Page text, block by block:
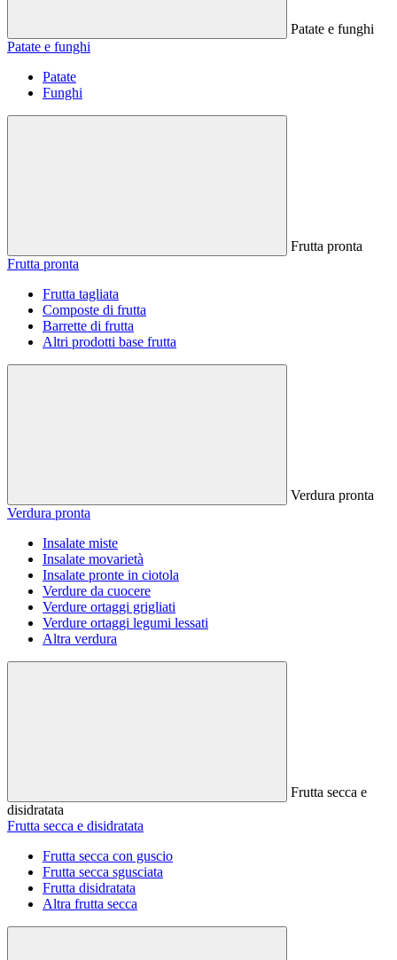
Patate e funghi
Patate e funghi
Patate
Funghi
Frutta pronta
Frutta pronta
Frutta tagliata
Composte di frutta
Barrette di frutta
Altri prodotti base frutta
Verdura pronta
Verdura pronta
Insalate miste
Insalate movarietà
Insalate pronte in ciotola
Verdure da cuocere
Verdure ortaggi grigliati
Verdure ortaggi legumi lessati
Altra verdura
Frutta secca e
disidratata
Frutta secca e disidratata
Frutta secca con guscio
Frutta secca sgusciata
Frutta disidratata
Altra frutta secca